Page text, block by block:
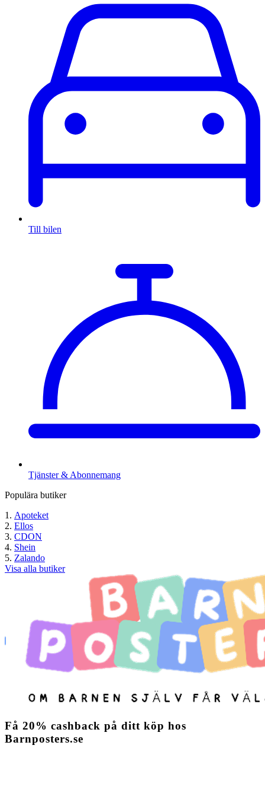
Till bilen
Tjänster & Abonnemang
Populära butiker
Apoteket
Ellos
CDON
Shein
Zalando
Visa alla butiker
Få 20% cashback på ditt köp hos
Barnposters.se